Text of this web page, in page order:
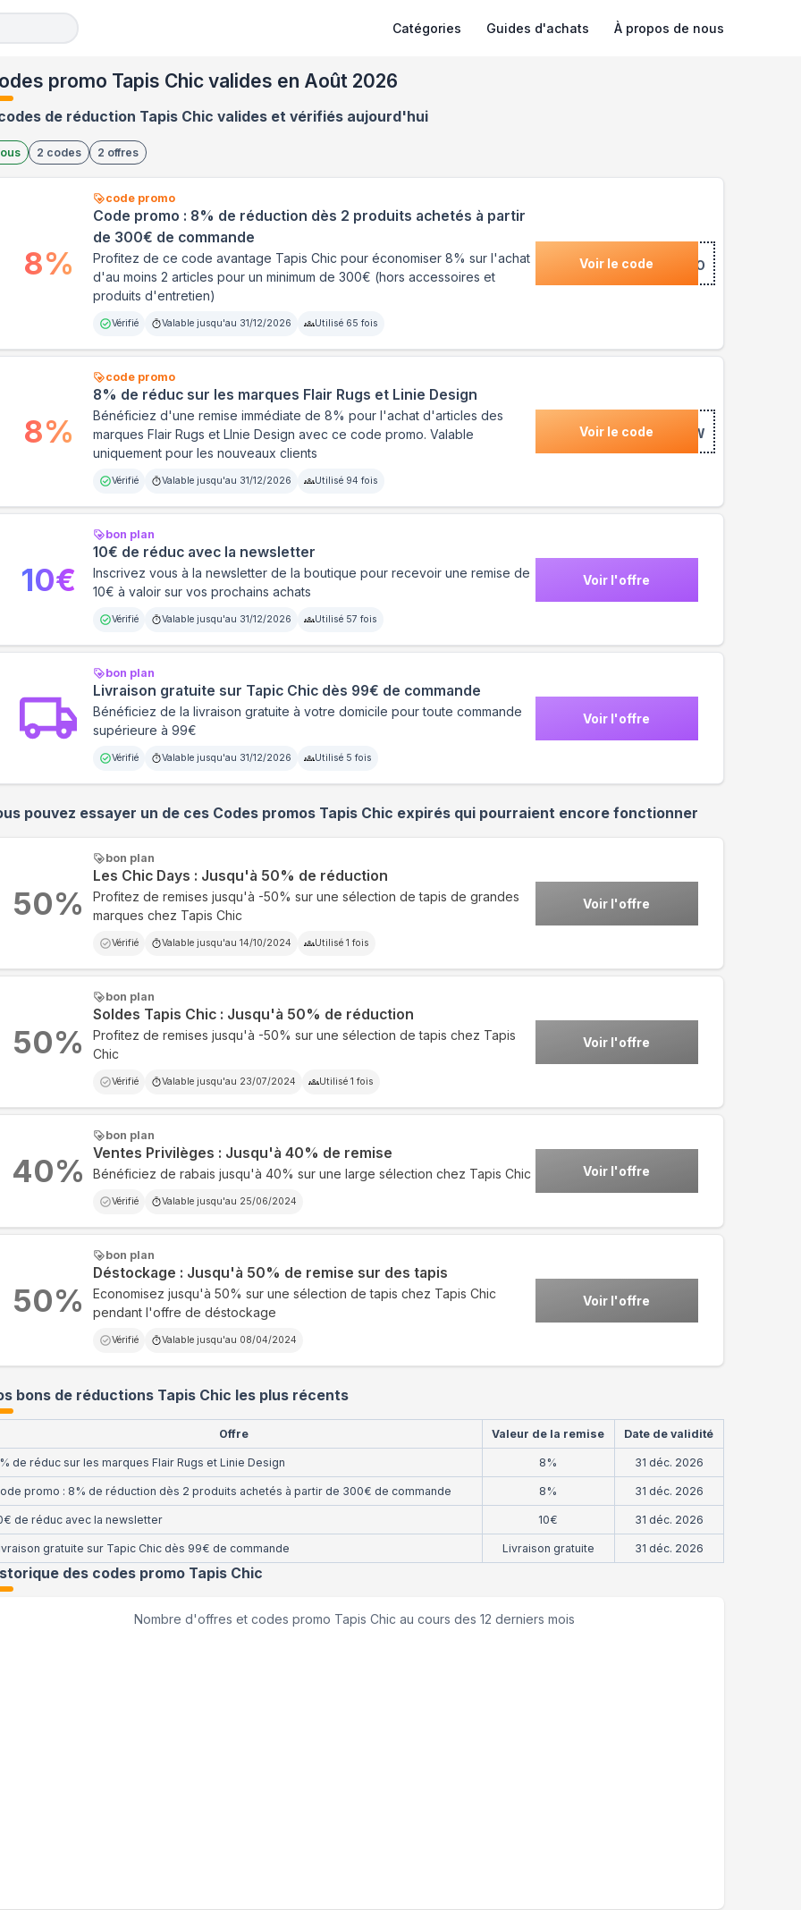
Catégories Guides d'achats À propos de nous
promo Tapis Chic valides en Août 2026
de réduction Tapis Chic valides et vérifiés aujourd'hui
2 codes 2 offres
code promo
Code promo : 8% de réduction dès 2 produits achetés à partir
de 300€ de commande
Profitez de ce code avantage Tapis Chic pour économiser 8% sur l'achat
d'au moins 2 articles pour un minimum de 300€ (hors accessoires et
produits d'entretien)
Vérifié Valable jusqu'au 31/12/2026 Utilisé 65 fois
Voir le code***CHICDUO
8%
code promo
8% de réduc sur les marques Flair Rugs et Linie Design
Bénéficiez d'une remise immédiate de 8% pour l'achat d'articles des
marques Flair Rugs et LInie Design avec ce code promo. Valable
uniquement pour les nouveaux clients
Vérifié Valable jusqu'au 31/12/2026 Utilisé 94 fois
Voir le code***CHICNEW
8%
bon plan
10€ de réduc avec la newsletter
Inscrivez vous à la newsletter de la boutique pour recevoir une remise de
10€ à valoir sur vos prochains achats
Vérifié Valable jusqu'au 31/12/2026 Utilisé 57 fois
Voir l'offre
10€
bon plan
Livraison gratuite sur Tapic Chic dès 99€ de commande
Bénéficiez de la livraison gratuite à votre domicile pour toute commande
supérieure à 99€
Vérifié Valable jusqu'au 31/12/2026 Utilisé 5 fois
Voir l'offre
pouvez essayer un de ces Codes promos Tapis Chic expirés qui pourraient encore fonctionner
bon plan
Les Chic Days : Jusqu'à 50% de réduction
Profitez de remises jusqu'à -50% sur une sélection de tapis de grandes
marques chez Tapis Chic
Vérifié Valable jusqu'au 14/10/2024 Utilisé 1 fois
Voir l'offre
50%
bon plan
Soldes Tapis Chic : Jusqu'à 50% de réduction
Profitez de remises jusqu'à -50% sur une sélection de tapis chez Tapis
Chic
Vérifié Valable jusqu'au 23/07/2024 Utilisé 1 fois
Voir l'offre
50%
bon plan
Ventes Privilèges : Jusqu'à 40% de remise
Bénéficiez de rabais jusqu'à 40% sur une large sélection chez Tapis Chic
Vérifié Valable jusqu'au 25/06/2024
Voir l'offre
40%
bon plan
Déstockage : Jusqu'à 50% de remise sur des tapis
Economisez jusqu'à 50% sur une sélection de tapis chez Tapis Chic
pendant l'offre de déstockage
Vérifié Valable jusqu'au 08/04/2024
Voir l'offre
50%
bons de réductions Tapis Chic les plus récents
Offre Valeur de la remise Date de validité
de réduc sur les marques Flair Rugs et Linie Design 8% 31 déc. 2026
promo : 8% de réduction dès 2 produits achetés à partir de 300€ de commande 8% 31 déc. 2026
de réduc avec la newsletter 10€ 31 déc. 2026
gratuite sur Tapic Chic dès 99€ de commande Livraison gratuite 31 déc. 2026
des codes promo Tapis Chic
Nombre d'offres et codes promo Tapis Chic au cours des 12 derniers mois